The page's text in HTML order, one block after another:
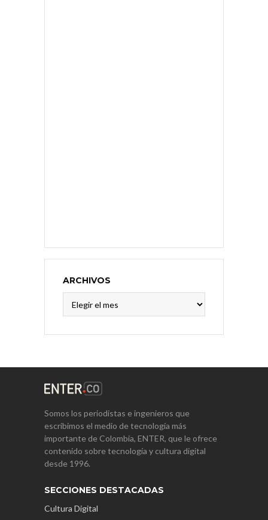
ARCHIVOS
Somos los periodistas e ingenieros que
escribimos el medio de tecnología más
importante de Colombia, ENTER, que le ofrece
contenido sobre tecnología y cultura digital
desde 1996.
SECCIONES DESTACADAS
Cultura Digital